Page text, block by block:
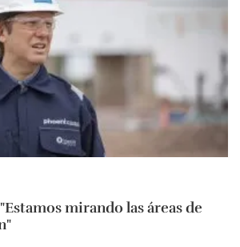
mirando las áreas de